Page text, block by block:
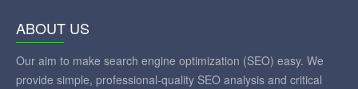
ABOUT US
Our aim to make search engine optimization (SEO) easy. We
provide simple, professional-quality SEO analysis and critical